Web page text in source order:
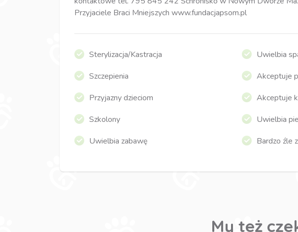
Przyjaciele Braci Mniejszych www.fundacjapsom.pl
Sterylizacja/Kastracja
Szczepienia
Przyjazny dzieciom
Szkolony
Uwielbia zabawę
Uwielbia
Akceptuje
Akceptuje
Uwielbia
Bardzo źle
My też